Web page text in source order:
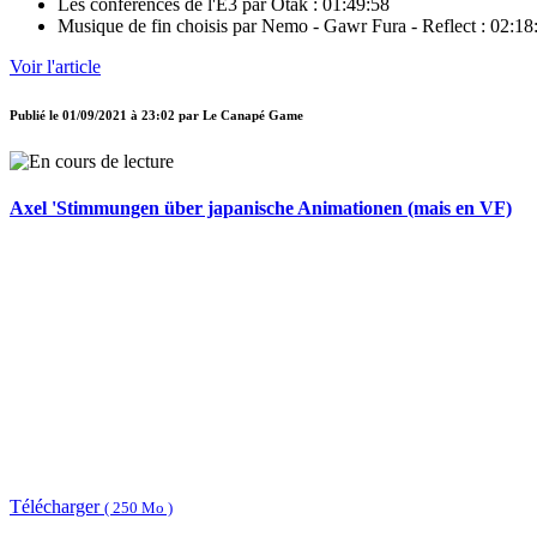
Les conférences de l'E3 par Otak : 01:49:58
Musique de fin choisis par Nemo - Gawr Fura - Reflect :
Voir l'article
Publié le 01/09/2021 à 23:02 par Le Canapé Game
Axel 'Stimmungen über japanische Animationen (mais en VF)
Télécharger ( 250 Mo )